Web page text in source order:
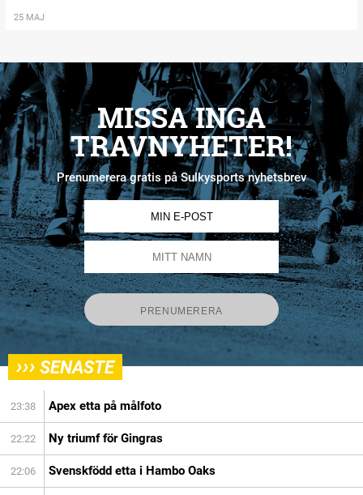
25 MAJ
MISSA INGA
TRAVNYHETER!
Prenumerera gratis på Sulkysports nyhetsbrev
››› SENASTE
23:38 Apex etta på målfoto
22:22 Ny triumf för Gingras
22:06 Svenskfödd etta i Hambo Oaks